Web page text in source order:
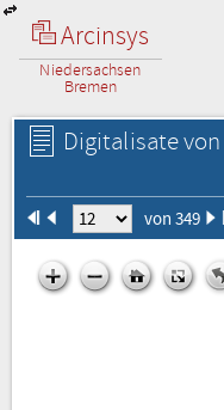
Arcinsys
Niedersachsen
Bremen
Digitalisate von
von 349